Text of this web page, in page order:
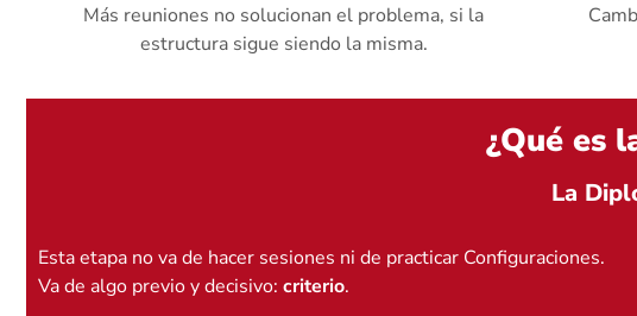
Más reuniones no solucionan el problema, si la
estructura sigue siendo la misma.
¿Qué es
La
Esta etapa no va de hacer sesiones ni de practicar Configuraciones.
Va de algo previo y decisivo: criterio.